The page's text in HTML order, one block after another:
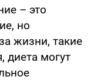
– это
но
жизни, такие
диета могут